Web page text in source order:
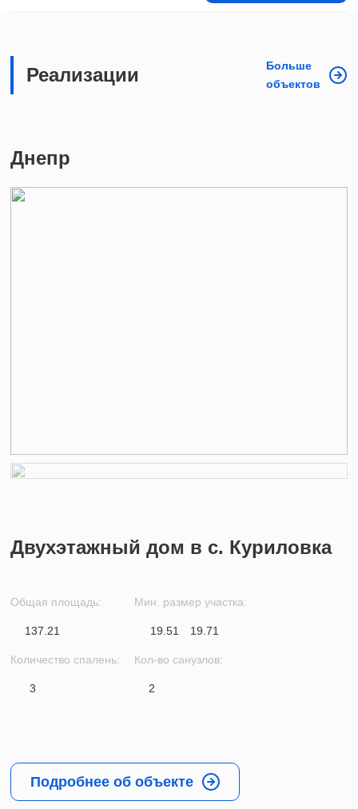
Реализации
Больше
объектов
Днепр
Двухэтажный дом в с. Куриловка
Общая площадь:
137.21
Количество спалень:
3
Мин. размер участка:
19.51 19.71
Кол-во санузлов:
2
Подробнее об объекте